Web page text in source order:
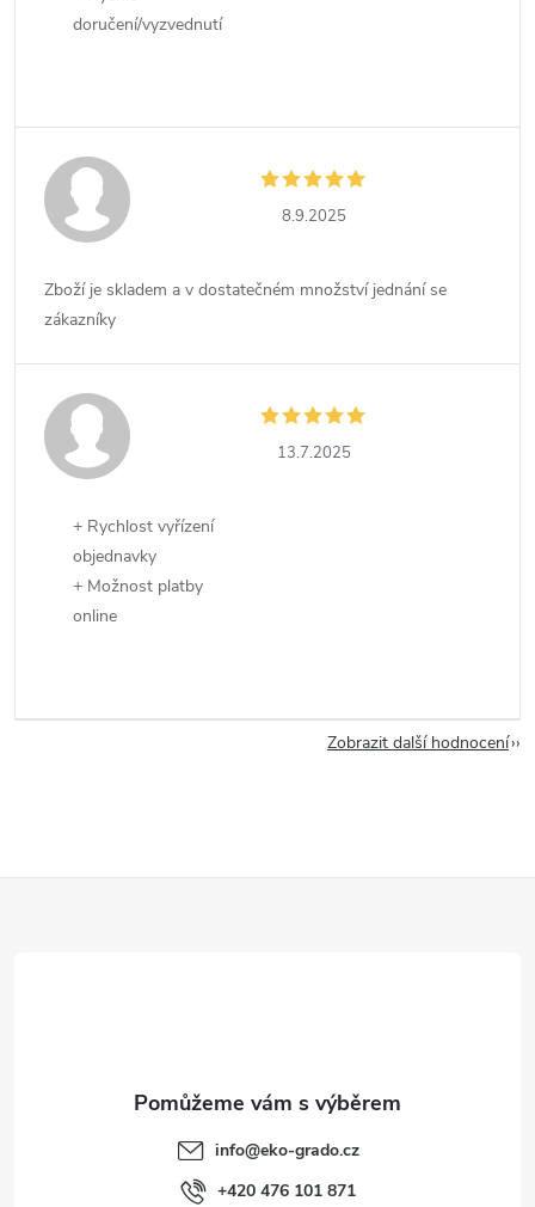
doručení/vyzvednutí
8.9.2025
Zboží je skladem a v dostatečném množství jednání se
zákazníky
13.7.2025
+ Rychlost vyřízení
objednavky
+ Možnost platby
online
Zobrazit další hodnocení
info@eko-grado.cz
+420 476 101 871